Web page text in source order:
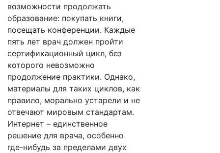
возможности продолжать
образование: покупать книги,
посещать конференции. Каждые
пять лет врач должен пройти
сертификационный цикл, без
которого невозможно
продолжение практики. Однако,
материалы для таких циклов, как
правило, морально устарели и не
отвечают мировым стандартам.
Интернет – единственное
решение для врача, особенно
где-нибудь за пределами двух